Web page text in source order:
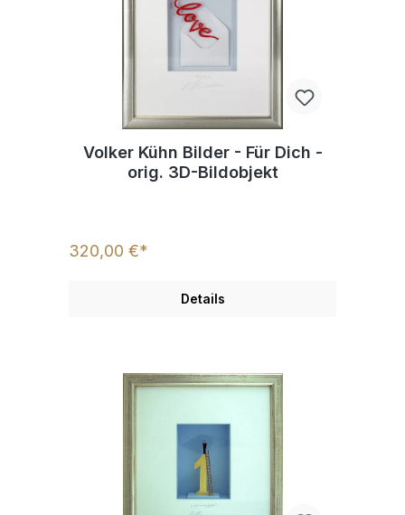
Volker Kühn Bilder - Für Dich -
orig. 3D-Bildobjekt
320,00 €*
Details